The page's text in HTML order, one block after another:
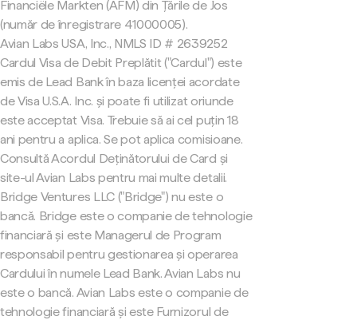
Financiële Markten (AFM) din Țările de Jos
(număr de înregistrare 41000005).
Avian Labs USA, Inc., NMLS ID # 2639252
Cardul Visa de Debit Preplătit ("Cardul") este
emis de Lead Bank în baza licenței acordate
de Visa U.S.A. Inc. și poate fi utilizat oriunde
este acceptat Visa. Trebuie să ai cel puțin 18
ani pentru a aplica. Se pot aplica comisioane.
Consultă Acordul Deținătorului de Card și
site-ul Avian Labs pentru mai multe detalii.
Bridge Ventures LLC ("Bridge") nu este o
bancă. Bridge este o companie de tehnologie
financiară și este Managerul de Program
responsabil pentru gestionarea și operarea
Cardului în numele Lead Bank. Avian Labs nu
este o bancă. Avian Labs este o companie de
tehnologie financiară și este Furnizorul de